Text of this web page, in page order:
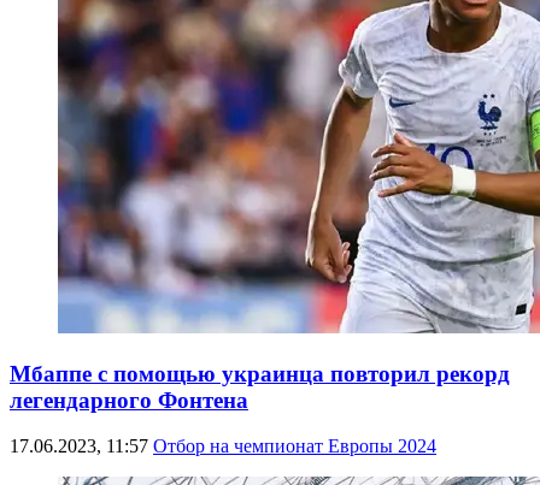
Мбаппе с помощью украинца повторил рекорд
легендарного Фонтена
17.06.2023, 11:57 Отбор на чемпионат Европы 2024